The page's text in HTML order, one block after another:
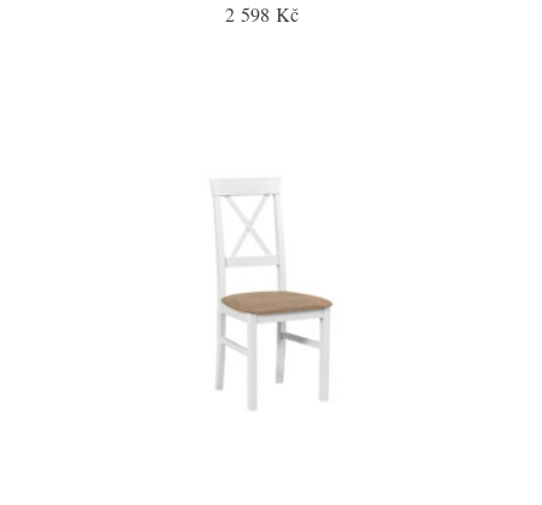
2 598 Kč